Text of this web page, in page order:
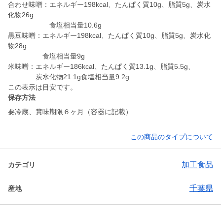
合わせ味噌：エネルギー198kcal、たんぱく質10g、脂質5g、炭水
化物26g
食塩相当量10.6g
黒豆味噌：エネルギー198kcal、たんぱく質10g、脂質5g、炭水化
物28g
食塩相当量9g
米味噌：エネルギー186kcal、たんぱく質13.1g、脂質5.5g、
炭水化物21.1g食塩相当量9.2g
保存方法
要冷蔵、賞味期限６ヶ月（容器に記載）
この商品のタイプについて
カテゴリ 加工食品
産地 千葉県